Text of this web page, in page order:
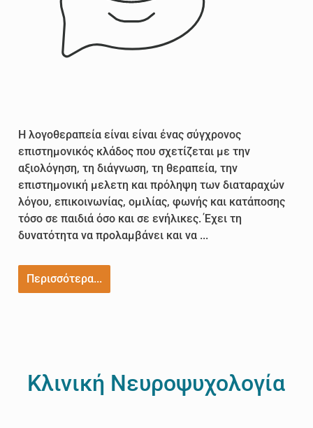
Η λογοθεραπεία είναι είναι ένας σύγχρονος
επιστημονικός κλάδος που σχετίζεται με την
αξιολόγηση, τη διάγνωση, τη θεραπεία, την
επιστημονική μελετη και πρόληψη των διαταραχών
λόγου, επικοινωνίας, ομιλίας, φωνής και κατάποσης
τόσο σε παιδιά όσο και σε ενήλικες. Έχει τη
δυνατότητα να προλαμβάνει και να ...
Περισσότερα...
Κλινική Νευροψυχολογία